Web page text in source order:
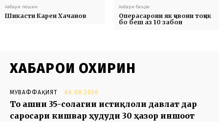
Хабари пешин
Шикасти Карен Хачанов
Хабари баъди
Операсароии як ҷавони тоҷик
бо беш аз 10 забон
ХАБАРҲОИ ОХИРИН
МУВАФФАҚИЯТ 06.08.2026
То ҷашни 35-солагии истиқлоли давлат дар
саросари кишвар ҳудуди 30 ҳазор иншоот